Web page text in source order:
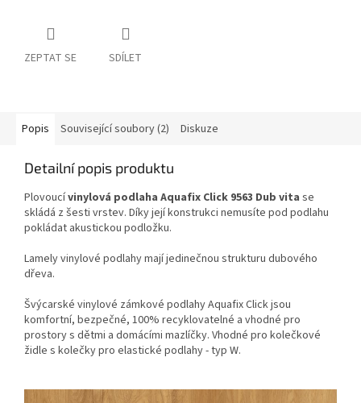
ZEPTAT SE SDÍLET
Popis Související soubory (2) Diskuze
Detailní popis produktu
Plovoucívinylová podlaha Aquafix Click 9563 Dub vita se
skládá z šesti vrstev. Díky její konstrukci nemusíte pod podlahu
pokládat akustickou podložku.
Lamely vinylové podlahy mají jedinečnou strukturu dubového
dřeva.
Švýcarské vinylové zámkové podlahy Aquafix Clickjsou
komfortní, bezpečné, 100% recyklovatelné a vhodné pro
prostory s dětmi a domácími mazlíčky. Vhodné pro kolečkové
židle s kolečky pro elastické podlahy - typ W.